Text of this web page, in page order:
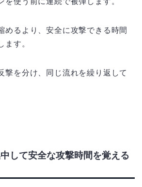
めるより、安全に攻撃できる時間
ます。
撃を分け、同じ流れを繰り返して
して安全な攻撃時間を覚える